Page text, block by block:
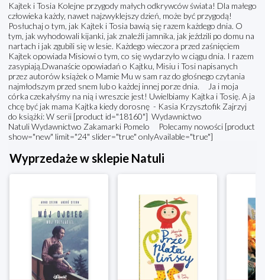
Kajtek i Tosia Kolejne przygody małych odkrywców świata! Dla małego
człowieka każdy, nawet najzwyklejszy dzień, może być przygodą!
Posłuchaj o tym, jak Kajtek i Tosia bawią się razem każdego dnia. O
tym, jak wyhodowali kijanki, jak znaleźli jamnika, jak jeździli po domu na
nartach i jak zgubili się w lesie. Każdego wieczora przed zaśnięciem
Kajtek opowiada Misiowi o tym, co się wydarzyło w ciągu dnia. I razem
zasypiają.Dwanaście opowiadań o Kajtku, Misiu i Tosi napisanych
przez autorów książek o Mamie Mu w sam raz do głośnego czytania
najmłodszym przed snem lub o każdej innej porze dnia. Ja i moja
córka czekałyśmy na nią i wreszcie jest! Uwielbiamy Kajtka i Tosię. A ja
chcę być jak mama Kajtka kiedy dorosnę - Kasia Krzysztofik Zajrzyj
do książki: W serii [product id="18160"] Wydawnictwo
Natuli Wydawnictwo Zakamarki Pomelo Polecamy nowości [product
show="new" limit="24" slider="true" onlyAvailable="true"]
Wyprzedaże w sklepie Natuli